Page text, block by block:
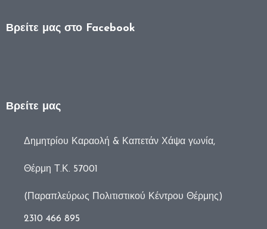
Βρείτε μας στο Facebook
Βρείτε μας
Δημητρίου Καραολή & Καπετάν Χάψα γωνία,
Θέρμη Τ.Κ. 57001
(Παραπλεύρως Πολιτιστικού Κέντρου Θέρμης)
2310 466 895